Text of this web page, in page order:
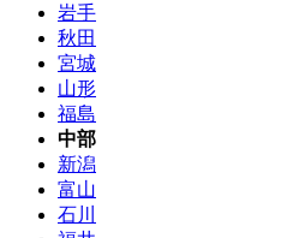
岩手
秋田
宮城
山形
福島
中部
新潟
富山
石川